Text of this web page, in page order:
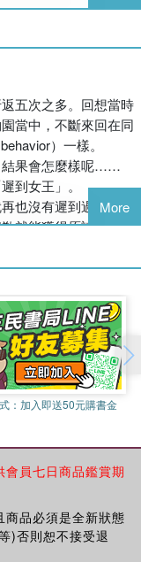
意
止，一直困擾我的
工都會遭到開除。
礙的確診者或可能
從事旁白員與聲優
為罹患發展障礙的
障礙？」而退避三
斷為發展障礙的日
大約十人就有一人
罹患者就會更多。
礙的案例也正在增
察覺原因在於發展
人。
和偷懶，讓人非常痛
得了無生趣，腳下
。聽到這個消息，
去醫院檢查。
罹患自閉類群障礙
。
（ASD）、注意力
殊學習障礙（LD／
」
、蝙蝠的視角！
五次之多。回想當時
當中，不斷來回在同
）一樣。
結果會怎麼樣呢……
到女王」。
也沒有遲到過。
就能獲得原諒（即使
次……尤其是從事我
不為過！
通的做法，那就是將
留言板，將每天要帶
旁白稿 •家鑰匙
•補妝用品
是你這樣想，那可得
，像是公共事業費的
在前一天加寫在板子
記帶東西的問題。
，絕對會忘記。
會變成亞洲黑熊了。
More
： 加入即送50元購書金
會員七日商品鑑賞期
品必須是全新狀態
)否則恕不接受退